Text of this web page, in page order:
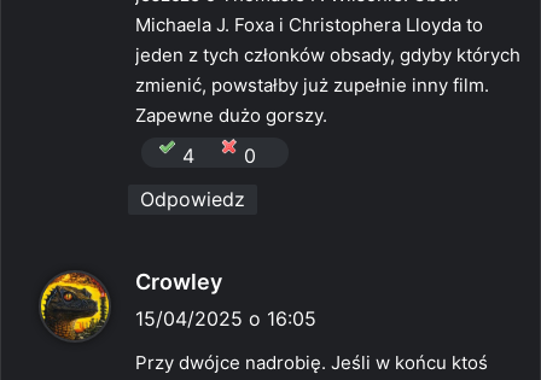
:
Michaela J. Foxa i Christophera Lloyda to
jeden z tych członków obsady, gdyby których
zmienić, powstałby już zupełnie inny film.
Zapewne dużo gorszy.
4
0
Odpowiedz
Crowley
i
15/04/2025 o 16:05
Przy dwójce nadrobię. Jeśli w końcu ktoś